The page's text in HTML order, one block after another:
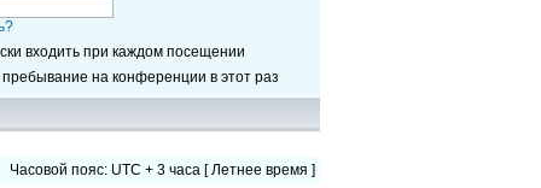
входить при каждом посещении
на конференции в этот раз
Часовой пояс: UTC + 3 часа [ Летнее время ]